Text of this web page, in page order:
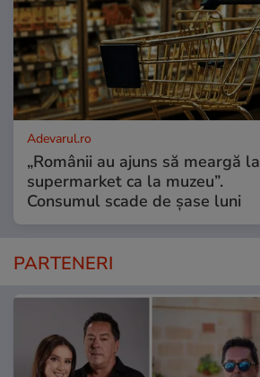
Adevarul.ro
„Românii au ajuns să meargă la
supermarket ca la muzeu”.
Consumul scade de șase luni
PARTENERI